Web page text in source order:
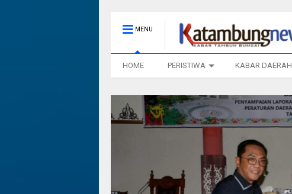
MENU
HOME PERISTIWA KABAR DAERAH